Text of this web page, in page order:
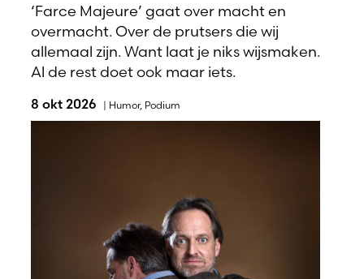
‘Farce Majeure’ gaat over macht en
overmacht. Over de prutsers die wij
allemaal zijn. Want laat je niks wijsmaken.
Al de rest doet ook maar iets.
8 okt 2026 | Humor, Podium